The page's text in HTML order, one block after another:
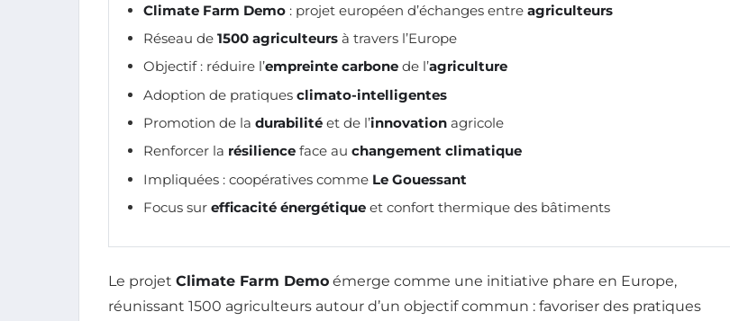
Climate Farm Demo : projet européen d’échanges entre agriculteurs
Réseau de 1500 agriculteurs à travers l’Europe
Objectif : réduire l’empreinte carbone de l’agriculture
Adoption de pratiques climato-intelligentes
Promotion de la durabilité et de l’innovation agricole
Renforcer la résilience face au changement climatique
Impliquées : coopératives comme Le Gouessant
Focus sur efficacité énergétique et confort thermique des bâtiments
Le projet Climate Farm Demo émerge comme une initiative phare en Europe,
réunissant 1500 agriculteurs autour d’un objectif commun : favoriser des pratiques